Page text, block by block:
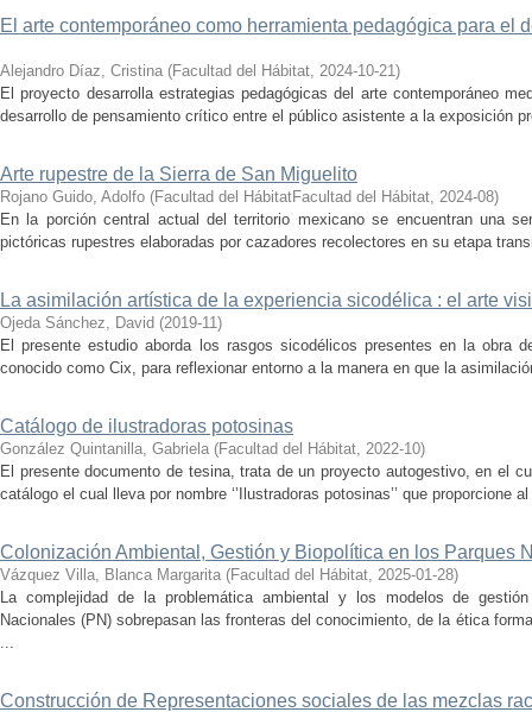
El arte contemporáneo como herramienta pedagógica para el
Alejandro Díaz, Cristina (Facultad del Hábitat, 2024-10-21)
El proyecto desarrolla estrategias pedagógicas del arte contemporáneo
desarrollo de pensamiento crítico entre el público asistente a la exposición
Arte rupestre de la Sierra de San Miguelito
Rojano Guido, Adolfo (Facultad del HábitatFacultad del Hábitat, 2024-08)
En la porción central actual del territorio mexicano se encuentran una
pictóricas rupestres elaboradas por cazadores recolectores en su etapa
La asimilación artística de la experiencia sicodélica : el arte
Ojeda Sánchez, David (2019-11)
El presente estudio aborda los rasgos sicodélicos presentes en la obra
conocido como Cix, para reflexionar entorno a la manera en que la
Catálogo de ilustradoras potosinas
González Quintanilla, Gabriela (Facultad del Hábitat, 2022-10)
El presente documento de tesina, trata de un proyecto autogestivo, en el
catálogo el cual lleva por nombre ‘’Ilustradoras potosinas’’ que proporcione
Colonización Ambiental, Gestión y Biopolítica en los Parques
Vázquez Villa, Blanca Margarita (Facultad del Hábitat, 2025-01-28)
La complejidad de la problemática ambiental y los modelos de
Nacionales (PN) sobrepasan las fronteras del conocimiento, de la ética
...
Construcción de Representaciones sociales de las mezclas